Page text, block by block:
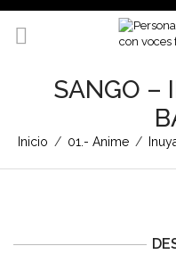
SANGO –
Inicio / 01.- Anime /